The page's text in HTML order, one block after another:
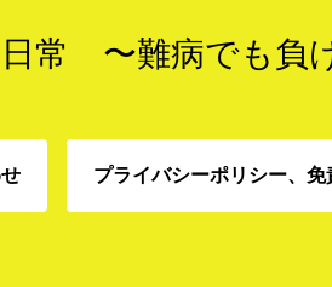
常 〜難病でも負
プライバシーポリシー、免